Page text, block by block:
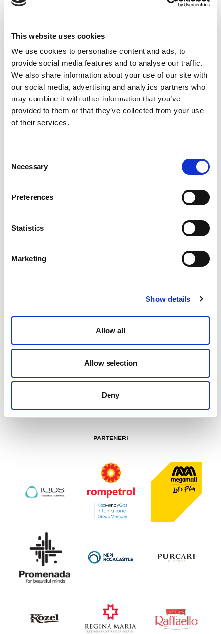
This website uses cookies
We use cookies to personalise content and ads, to
provide social media features and to analyse our traffic.
We also share information about your use of our site with
our social media, advertising and analytics partners who
may combine it with other information that you’ve
provided to them or that they’ve collected from your use
of their services.
Selection
Necessary
Preferences
Statistics
Marketing
Show details
Allow all
Allow selection
Deny
PARTENERI